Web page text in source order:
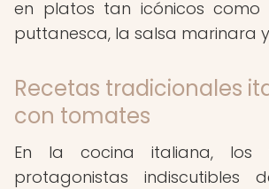
en platos tan icónicos
puttanesca, la salsa marinara
Recetas tradicionales
con tomates
En la cocina italiana, los
protagonistas indiscutibles